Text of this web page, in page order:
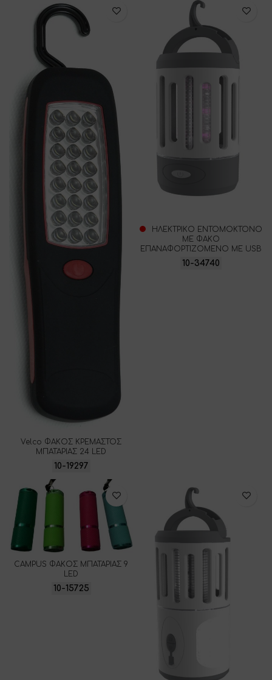
Velco ΦΑΚΟΣ ΚΡΕΜΑΣΤΟΣ
ΜΠΑΤΑΡΙΑΣ 24 LED
10-19297
ΗΛΕΚΤΡΙΚΟ ΕΝΤΟΜΟΚΤΟΝΟ
ME ΦΑΚΟ
ΕΠΑΝΑΦΟΡΤΙΖΟΜΕΝΟ ΜΕ USB
10-34740
CAMPUS ΦΑΚΟΣ ΜΠΑΤΑΡΙΑΣ 9
LED
10-15725